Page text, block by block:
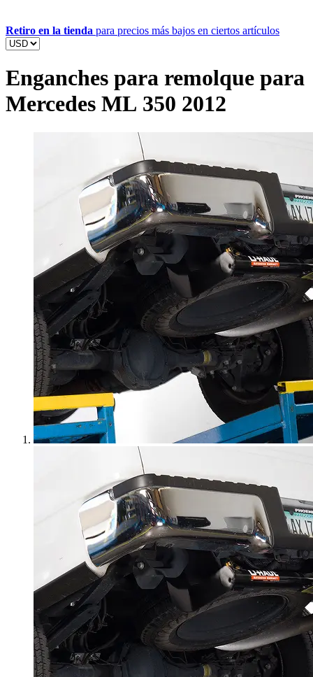
Retiro en la tienda para precios más bajos en ciertos artículos
Enganches para remolque para
Mercedes ML 350 2012